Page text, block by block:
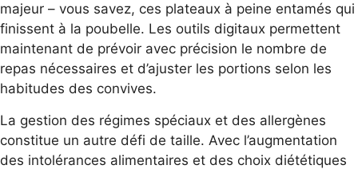
majeur – vous savez, ces plateaux à peine entamés qui
finissent à la poubelle. Les outils digitaux permettent
maintenant de prévoir avec précision le nombre de
repas nécessaires et d’ajuster les portions selon les
habitudes des convives.
La gestion des régimes spéciaux et des allergènes
constitue un autre défi de taille. Avec l’augmentation
des intolérances alimentaires et des choix diététiques